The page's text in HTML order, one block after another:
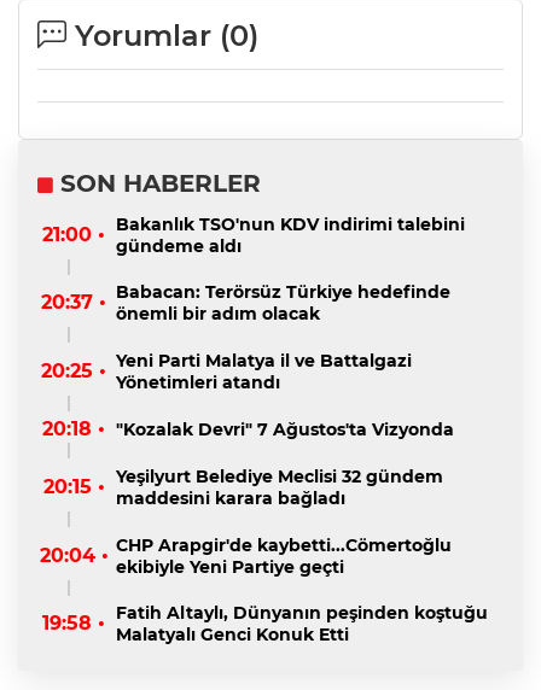
Yorumlar (0)
SON HABERLER
21:00 •
Bakanlık TSO'nun KDV indirimi talebini
gündeme aldı
20:37 • Babacan: Terörsüz Türkiye hedefinde
önemli bir adım olacak
20:25 • Yeni Parti Malatya il ve Battalgazi
Yönetimleri atandı
20:18 • "Kozalak Devri" 7 Ağustos'ta Vizyonda
20:15 • Yeşilyurt Belediye Meclisi 32 gündem
maddesini karara bağladı
20:04 • CHP Arapgir'de kaybetti...Cömertoğlu
ekibiyle Yeni Partiye geçti
19:58 •
Fatih Altaylı, Dünyanın peşinden koştuğu
Malatyalı Genci Konuk Etti